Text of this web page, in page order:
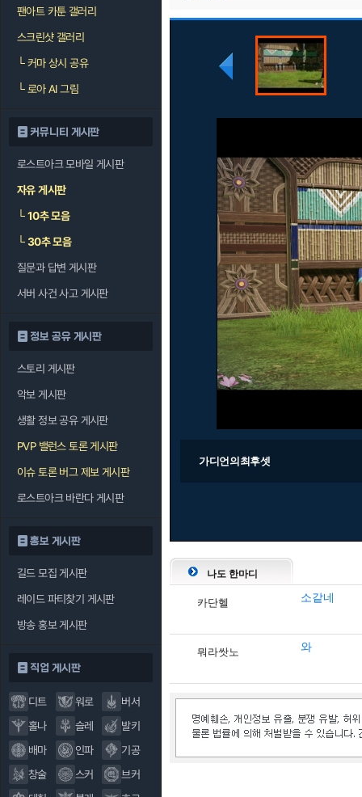
팬아트 카툰 갤러리
스크린샷 갤러리
└커마 상시 공유
└로아 AI 그림
커뮤니티 게시판
로스트아크 모바일 게시판
자유 게시판
└10추 모음
└30추 모음
질문과 답변 게시판
서버 사건 사고 게시판
정보 공유 게시판
스토리 게시판
악보 게시판
생활 정보 공유 게시판
PVP 밸런스 토론 게시판
이슈 토론 버그 제보 게시판
로스트아크 바란다 게시판
홍보 게시판
길드 모집 게시판
레이드 파티찾기 게시판
방송 홍보 게시판
직업 게시판
디트 워로
버서
홀나
슬레
발키
배마
인파
기공
창술
스커
브커
가디언의최후셋
나도 한마디
카단헬 소같네
뭐라쌋노 와